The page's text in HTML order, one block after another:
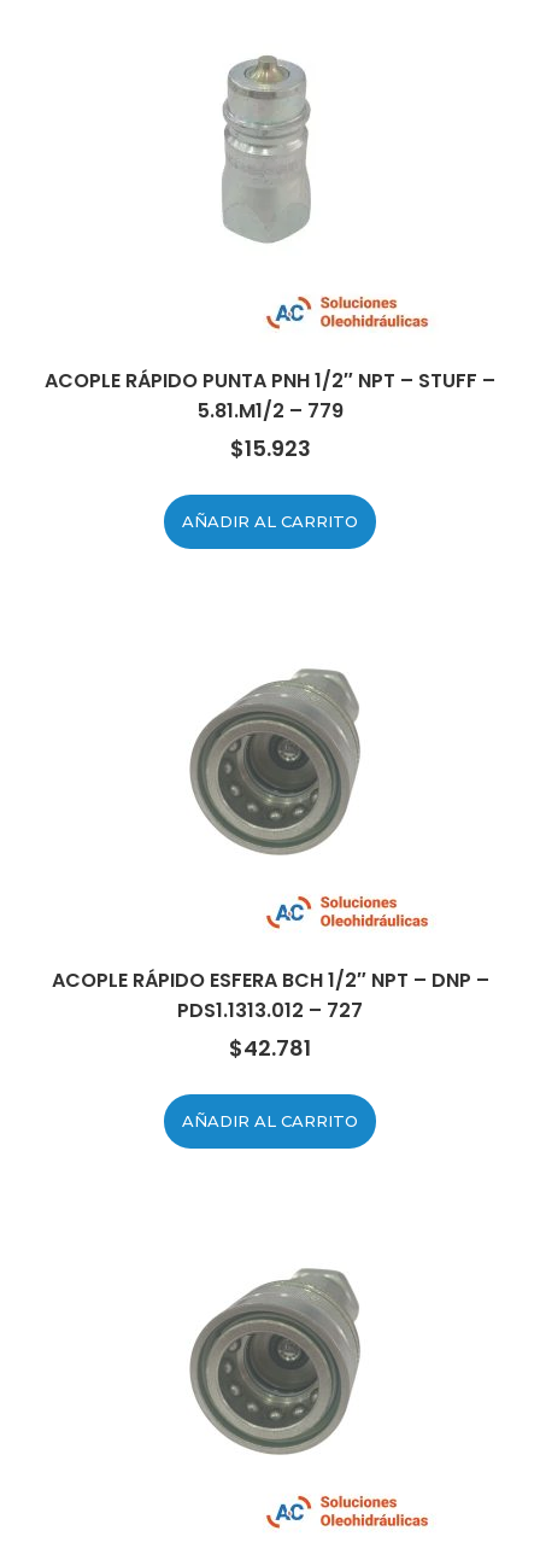
ACOPLE RÁPIDO PUNTA PNH 1/2″ NPT – STUFF –
5.81.M1/2 – 779
$15.923
AÑADIR AL CARRITO
ACOPLE RÁPIDO ESFERA BCH 1/2″ NPT – DNP –
PDS1.1313.012 – 727
$42.781
AÑADIR AL CARRITO